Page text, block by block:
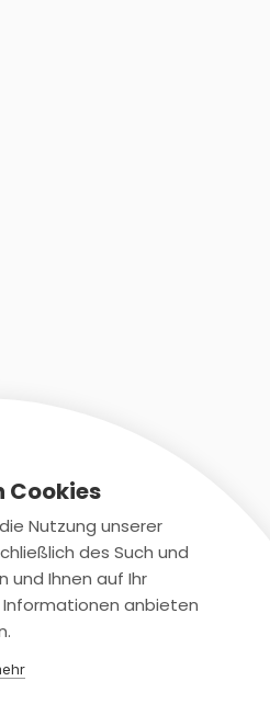
Cookies
Nutzung unserer
des Such und
und Ihnen auf Ihr
anbieten